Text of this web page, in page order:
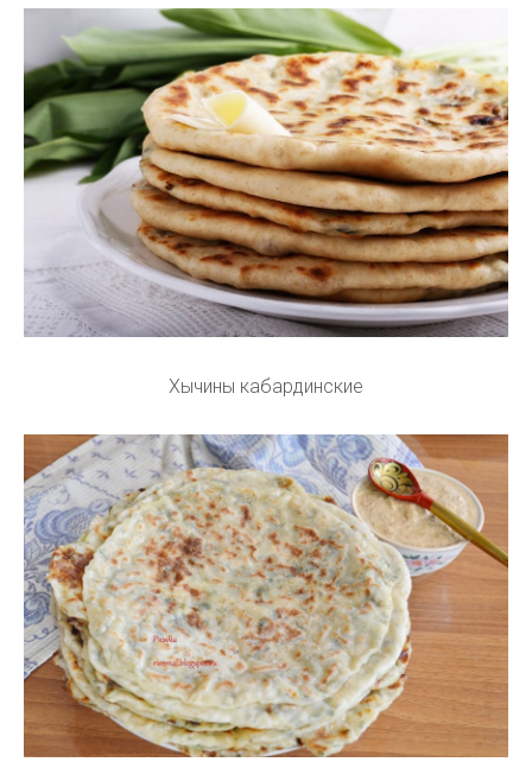
Хычины кабардинские